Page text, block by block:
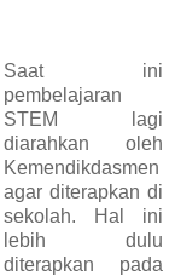
Saat ini
pembelajaran
STEM lagi
diarahkan oleh
Kemendikdasmen
agar diterapkan di
sekolah. Hal ini
lebih dulu
diterapkan pada